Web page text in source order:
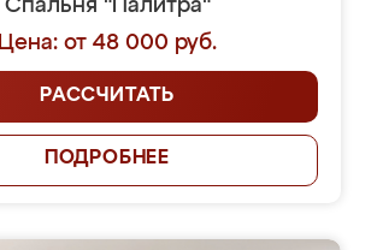
Спальня "Палитра"
Цена: от 48 000 руб.
РАССЧИТАТЬ
ПОДРОБНЕЕ